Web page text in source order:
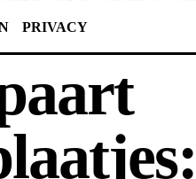
PRIVACY